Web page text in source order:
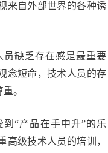
来自外部世界的各种诱
缺乏存在感是最重要
念短命，技术人员的存
。
“产品在手中升”的乐
高级技术人员的培训，